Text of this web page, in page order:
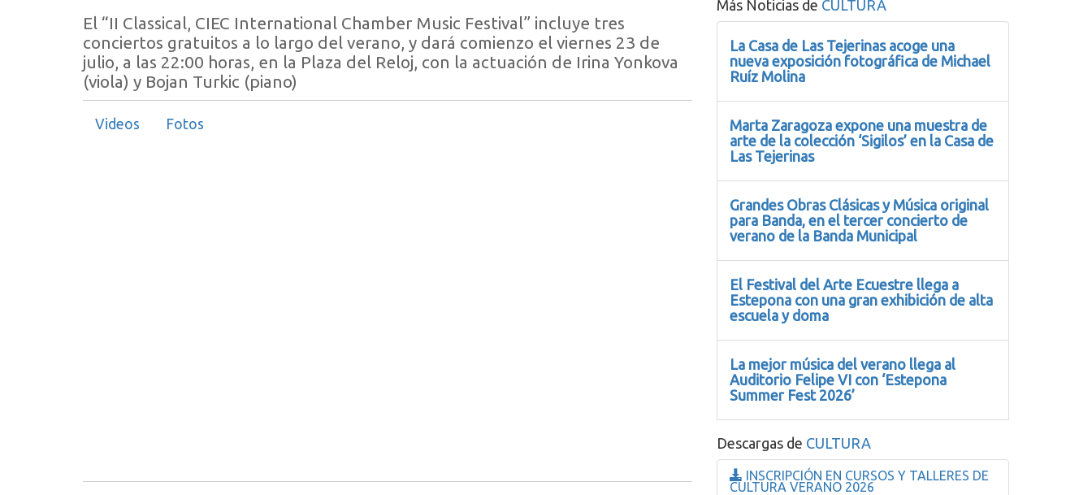
El “II Classical, CIEC International Chamber Music Festival” incluye tres
conciertos gratuitos a lo largo del verano, y dará comienzo el viernes 23 de
julio, a las 22:00 horas, en la Plaza del Reloj, con la actuación de Irina Yonkova
(viola) y Bojan Turkic (piano)
Videos Fotos
Más Noticias de CULTURA
La Casa de Las Tejerinas acoge una
nueva exposición fotográfica de Michael
Ruíz Molina
Marta Zaragoza expone una muestra de
arte de la colección ‘Sigilos’ en la Casa de
Las Tejerinas
Grandes Obras Clásicas y Música original
para Banda, en el tercer concierto de
verano de la Banda Municipal
El Festival del Arte Ecuestre llega a
Estepona con una gran exhibición de alta
escuela y doma
La mejor música del verano llega al
Auditorio Felipe VI con ‘Estepona
Summer Fest 2026’
Descargas de CULTURA
INSCRIPCIÓN EN CURSOS Y TALLERES DE
CULTURA VERANO 2026